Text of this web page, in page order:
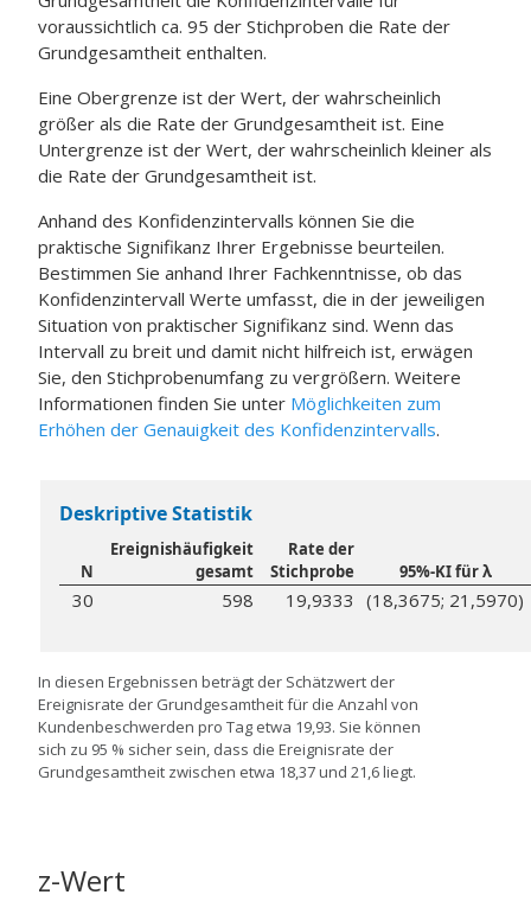
voraussichtlich ca. 95 der Stichproben die Rate der
Grundgesamtheit enthalten.
Eine Obergrenze ist der Wert, der wahrscheinlich
größer als die Rate der Grundgesamtheit ist. Eine
Untergrenze ist der Wert, der wahrscheinlich kleiner als
die Rate der Grundgesamtheit ist.
Anhand des Konfidenzintervalls können Sie die
praktische Signifikanz Ihrer Ergebnisse beurteilen.
Bestimmen Sie anhand Ihrer Fachkenntnisse, ob das
Konfidenzintervall Werte umfasst, die in der jeweiligen
Situation von praktischer Signifikanz sind. Wenn das
Intervall zu breit und damit nicht hilfreich ist, erwägen
Sie, den Stichprobenumfang zu vergrößern. Weitere
Informationen finden Sie unter Möglichkeiten zum
Erhöhen der Genauigkeit des Konfidenzintervalls.
Deskriptive Statistik
N
Ereignishäufigkeit
gesamt
Rate der
Stichprobe
95%-KI für λ
30 598 19,9333 (18,3675; 21,5970)
In diesen Ergebnissen beträgt der Schätzwert der
Ereignisrate der Grundgesamtheit für die Anzahl von
Kundenbeschwerden pro Tag etwa 19,93. Sie können
sich zu 95 % sicher sein, dass die Ereignisrate der
Grundgesamtheit zwischen etwa 18,37 und 21,6 liegt.
z-Wert